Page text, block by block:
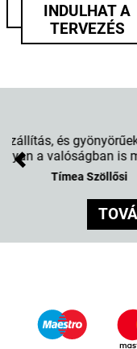
INDULHAT A
TERVEZÉS
Gyorsan
Previous